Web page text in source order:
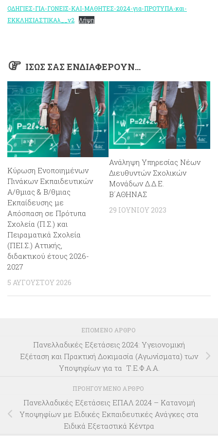
ΟΔΗΓΙΕΣ-ΓΙΑ-ΓΟΝΕΙΣ-ΚΑΙ-ΜΑΘΗΤΕΣ-2024-για-ΠΡΟΤΥΠΑ-και-
ΕΚΚΛΗΣΙΑΣΤΙΚΑλ__v2
Λήψη
ΊΣΩΣ ΣΑΣ ΕΝΔΙΑΦΈΡΟΥΝ…
Κύρωση Ενοποιημένων
Πινάκων Εκπαιδευτικών
Α/θμιας & Β/θμιας
Εκπαίδευσης με
Απόσπαση σε Πρότυπα
Σχολεία (Π.Σ.) και
Πειραματικά Σχολεία
(ΠΕΙ.Σ.) Αττικής,
διδακτικού έτους 2026-
2027
5 ΑΥΓΟΎΣΤΟΥ 2026
Ανάληψη Υπηρεσίας Νέων
Διευθυντών Σχολικών
Μονάδων Δ.Δ.Ε.
Β΄ΑΘΗΝΑΣ
29 ΙΟΥΝΊΟΥ 2023
ΕΠΌΜΕΝΟ ΆΡΘΡΟ
Πανελλαδικές Εξετάσεις 2024: Υγειονομική
Εξέταση και Πρακτική Δοκιμασία (Αγωνίσματα) των
Υποψηφίων για τα Τ.Ε.Φ.Α.Α.
ΠΡΟΗΓΟΎΜΕΝΟ ΆΡΘΡΟ
Πανελλαδικές Εξετάσεις ΕΠΑΛ 2024 – Κατανομή
Υποψηφίων με Ειδικές Εκπαιδευτικές Ανάγκες στα
Ειδικά Εξεταστικά Κέντρα